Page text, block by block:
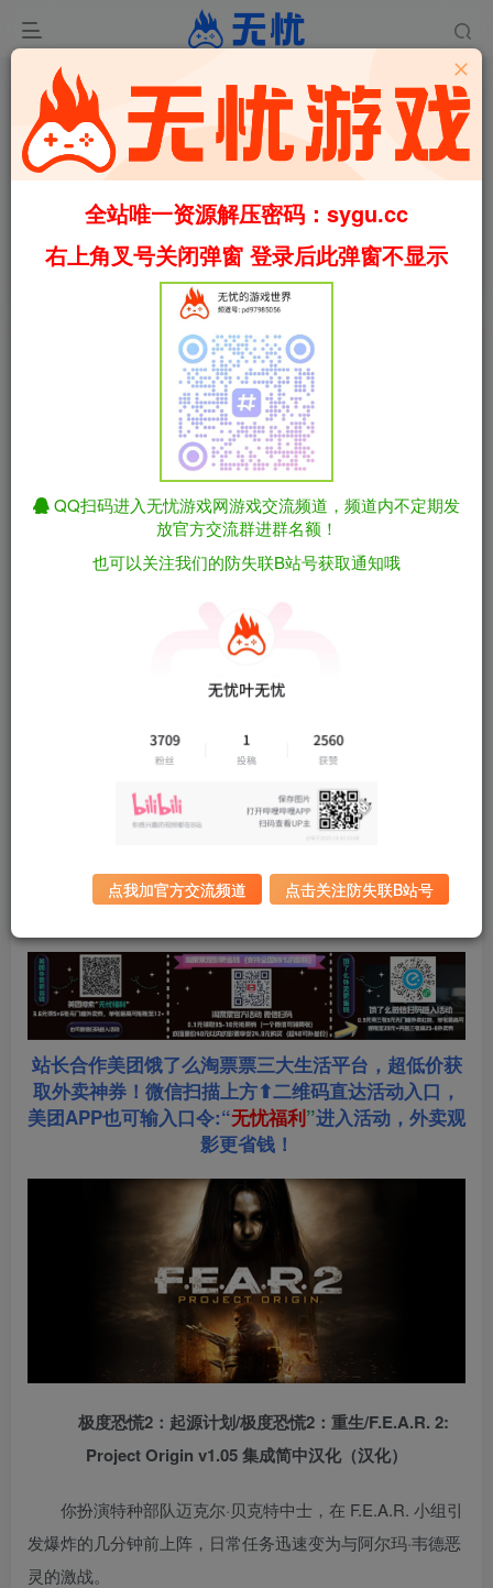
极度恐慌2：起源计划/极度恐慌2：重生/F.E.A.R. 2:
Project Origin v1.05 集成简中汉化（汉化）
正文
0 1085 30
极度恐慌2：起源计划/极度恐慌2：重
生/F.E.A.R. 2: Project Origin v1.05 集成简中汉化（汉
百度下载 UC下载
发行日期：
2009 年 2 月 12 日
更新日期：
2025年3月1日
站长合作美团饿了么淘票票三大生活平台，超低价获
取外卖神券！微信扫描上方⬆二维码直达活动入口，
美团APP也可输入口令:“无忧福利”进入活动，外卖观
影更省钱！
极度恐慌2：起源计划/极度恐慌2：重生/F.E.A.R. 2:
Project Origin v1.05 集成简中汉化（汉化）
你扮演特种部队迈克尔·贝克特中士，在 F.E.A.R. 小组引
发爆炸的几分钟前上阵，日常任务迅速变为与阿尔玛·韦德恶
灵的激战。
全站唯一资源解压密码：sygu.cc
右上角叉号关闭弹窗 登录后此弹窗不显示
QQ扫码进入无忧游戏网游戏交流频道，频道内不定期发
放官方交流群进群名额！
也可以关注我们的防失联B站号获取通知哦
点我加官方交流频道 点击关注防失联B站号